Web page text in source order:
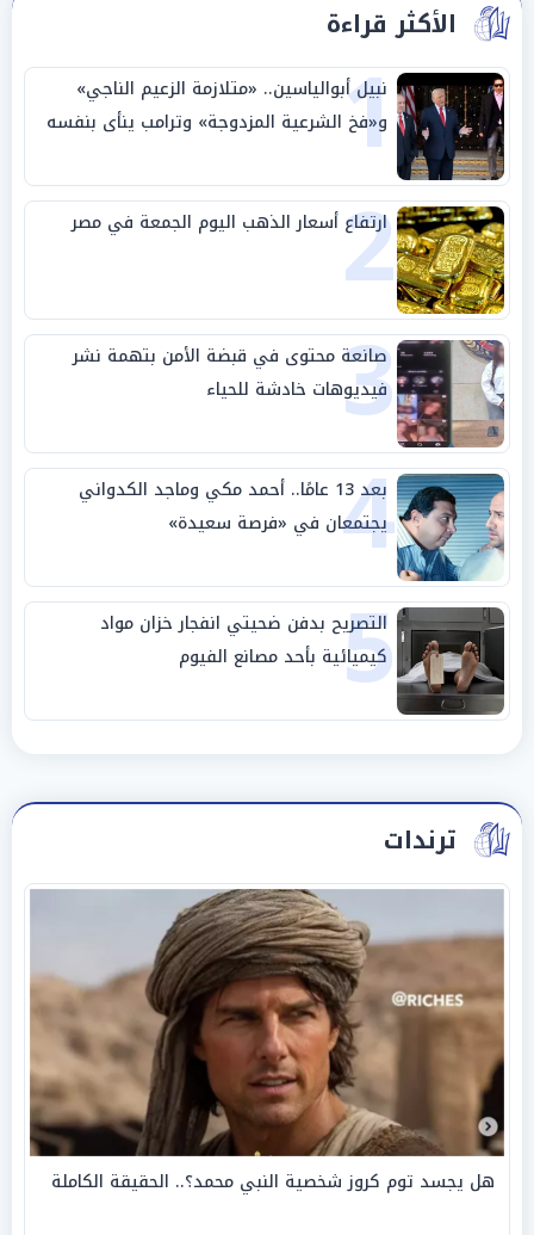
الأكثر قراءة
1
نبيل أبوالياسين.. «متلازمة الزعيم الناجي»
و«فخ الشرعية المزدوجة» وترامب ينأى بنفسه
وحليفه في «ميتم استراتيجي»
2
ارتفاع أسعار الذهب اليوم الجمعة في مصر
3
صانعة محتوى في قبضة الأمن بتهمة نشر
فيديوهات خادشة للحياء
4 بعد 13 عامًا.. أحمد مكي وماجد الكدواني
يجتمعان في «فرصة سعيدة»
5
التصريح بدفن ضحيتي انفجار خزان مواد
كيميائية بأحد مصانع الفيوم
ترندات
هل يجسد توم كروز شخصية النبي محمد؟.. الحقيقة الكاملة